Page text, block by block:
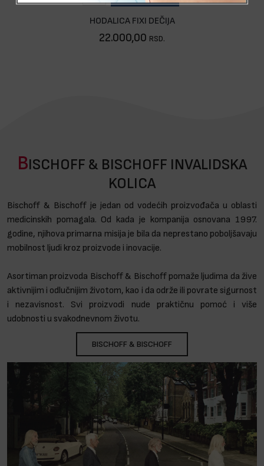
HODALICA FIXI DEČIJA
22.000,00 RSD.
BISCHOFF & BISCHOFF INVALIDSKA
KOLICA
Bischoff & Bischoff je jedan od vodećih proizvođača u oblasti
medicinskih pomagala. Od kada je kompanija osnovana 1997.
godine, njihova primarna misija je bila da neprestano poboljšavaju
mobilnost ljudi kroz proizvode i inovacije.
Asortiman proizvoda Bischoff & Bischoff pomaže ljudima da žive
aktivnijim i odlučnijim životom, kao i da održe ili povrate sigurnost
i nezavisnost. Svi proizvodi nude praktičnu pomoć i više
udobnosti u svakodnevnom životu.
BISCHOFF & BISCHOFF